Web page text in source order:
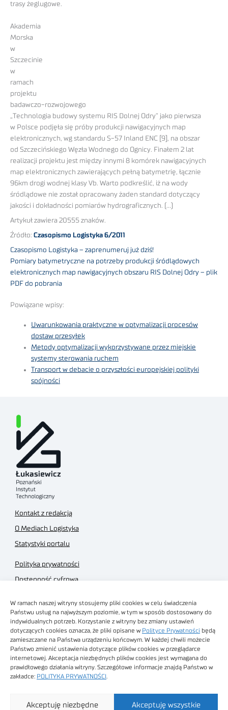
W ramach naszej witryny stosujemy pliki cookies w celu świadczenia
Państwu usług na najwyższym poziomie, w tym w sposób dostosowany do
indywidualnych potrzeb. Korzystanie z witryny bez zmiany ustawień
dotyczących cookies oznacza, że pliki opisane w Polityce Prywatności będą
zamieszczane na Państwa urządzeniu końcowym. W każdej chwili możecie
Państwo zmienić ustawienia dotyczące plików cookies w przeglądarce
internetowej. Akceptacja niezbędnych plików cookies jest wymagana do
prawidłowego działania witryny. Szczegółowe informacje znajdą Państwo w
zakładce: POLITYKA PRYWATNOŚCI
Akceptuję wszystkie
Akceptuję niezbędne
trasy żeglugowe.
Akademia
Morska
w
Szczecinie
w
ramach
projektu
badawczo-rozwojowego
„Technologia budowy systemu RIS Dolnej Odry” jako pierwsza
w Polsce podjęła się próby produkcji nawigacyjnych map
elektronicznych, wg standardu S-57 Inland ENC [9], na obszar
od Szczecińskiego Węzła Wodnego do Ognicy. Finałem 2 lat
realizacji projektu jest między innymi 8 komórek nawigacyjnych
map elektronicznych zawierających pełną batymetrię, łącznie
96km drogi wodnej klasy Vb. Warto podkreślić, iż na wody
śródlądowe nie został opracowany żaden standard dotyczący
jakości i dokładności pomiarów hydrograficznych. (…)
Artykuł zawiera 20555 znaków.
Źródło: Czasopismo Logistyka 6/2011
Czasopismo Logistyka – zaprenumeruj już dziś!
Pomiary batymetryczne na potrzeby produkcji śródlądowych
elektronicznych map nawigacyjnych obszaru RIS Dolnej Odry – plik
PDF do pobrania
Powiązane wpisy:
Uwarunkowania praktyczne w optymalizacji procesów
dostaw przesyłek
Metody optymalizacji wykorzystywane przez miejskie
systemy sterowania ruchem
Transport w debacie o przyszłości europejskiej polityki
spójności
Kontakt z redakcją
O Mediach Logistyka
Statystyki portalu
Polityka prywatności
Dostępność cyfrowa
Regulamin sklepu
Obrazy stockowe
autorstwa
Technologiczny